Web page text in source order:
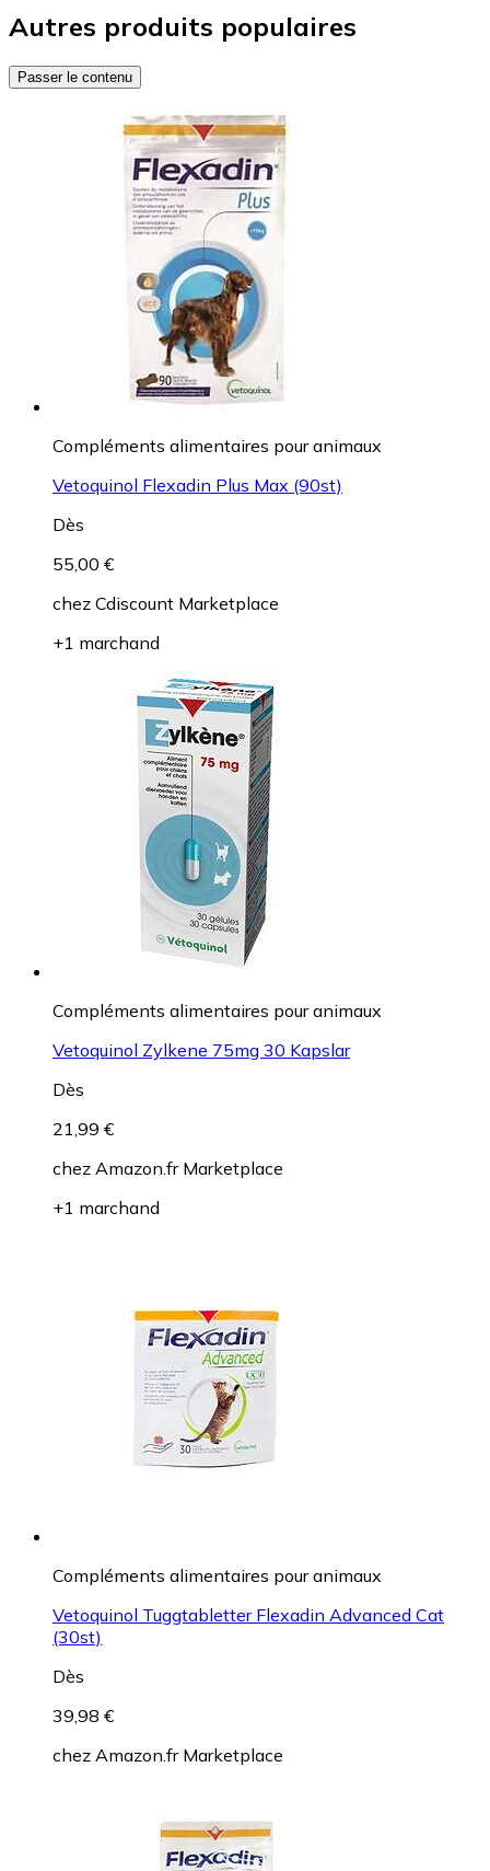
Autres produits populaires
Passer le contenu
Compléments alimentaires pour animaux
Vetoquinol Flexadin Plus Max (90st)
Dès
55,00 €
chez Cdiscount Marketplace
+1 marchand
Compléments alimentaires pour animaux
Vetoquinol Zylkene 75mg 30 Kapslar
Dès
21,99 €
chez Amazon.fr Marketplace
+1 marchand
Compléments alimentaires pour animaux
Vetoquinol Tuggtabletter Flexadin Advanced Cat
(30st)
Dès
39,98 €
chez Amazon.fr Marketplace